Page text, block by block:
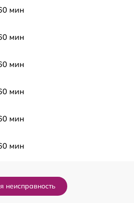
мин
мин
мин
мин
мин
мин
неисправность